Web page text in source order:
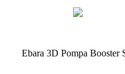
Ebara 3D Pompa Booster